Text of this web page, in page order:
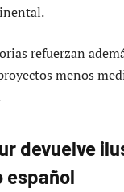
refuerzan
menos
devuelve
español